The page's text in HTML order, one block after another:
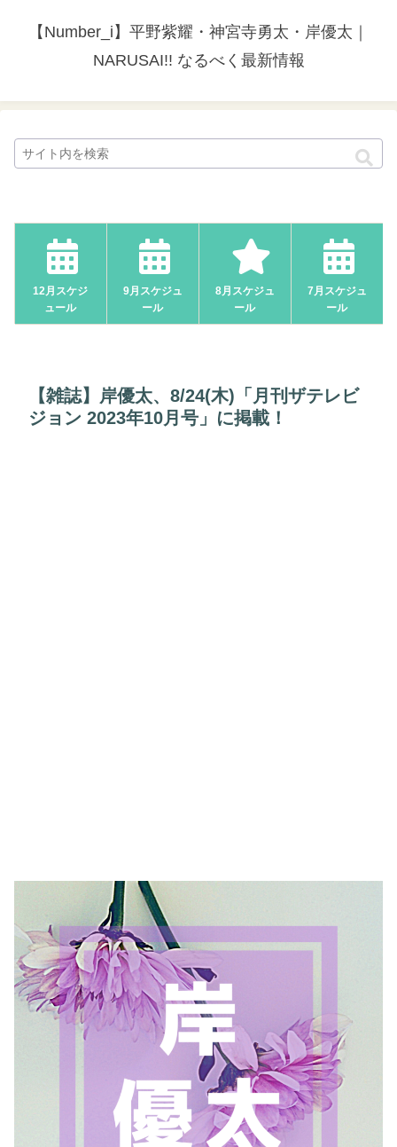
【Number_i】平野紫耀・神宮寺勇太・岸優太｜
NARUSAI!! なるべく最新情報
12月スケジ
ュール
9月スケジュ
ール
8月スケジュ
ール
7月スケジュ
ール
【雑誌】岸優太、8/24(木)「月刊ザテレビ
ジョン 2023年10月号」に掲載！